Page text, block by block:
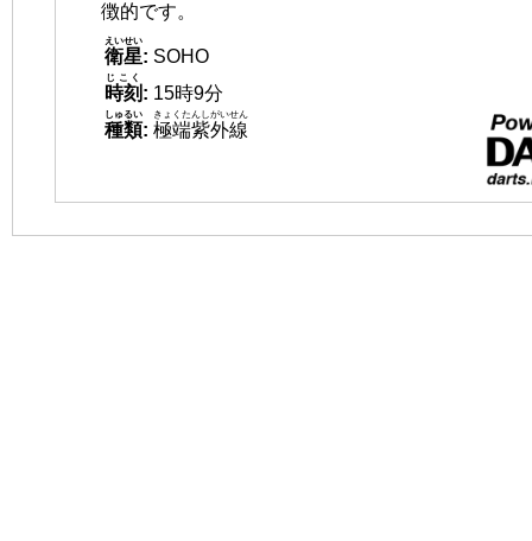
徴的です。
衛星
えいせい
: SOHO
時刻
じこく
: 15時9分
種類
しゅるい
: 極端紫外線
きょくたんしがいせん